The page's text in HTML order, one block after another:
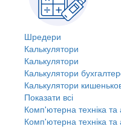
Шредери
Калькулятори
Калькулятори
Калькулятори
Калькулятори
Показати всі
Комп'ютерна техніка та
Комп'ютерна техніка та